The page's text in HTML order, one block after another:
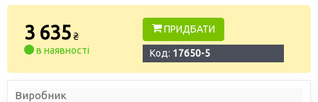
3 635₴
в наявності
ПРИДБАТИ
Код: 17650-5
Виробник